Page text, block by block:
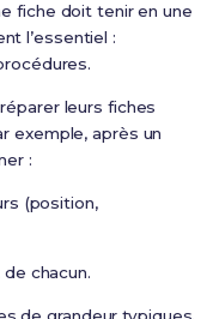
fiche doit tenir en une
l’essentiel :
leurs fiches
exemple, après un
:
(position,
chacun.